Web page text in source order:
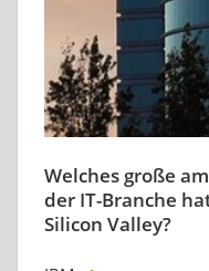
Welches große
der IT-Branche
Silicon Valley?